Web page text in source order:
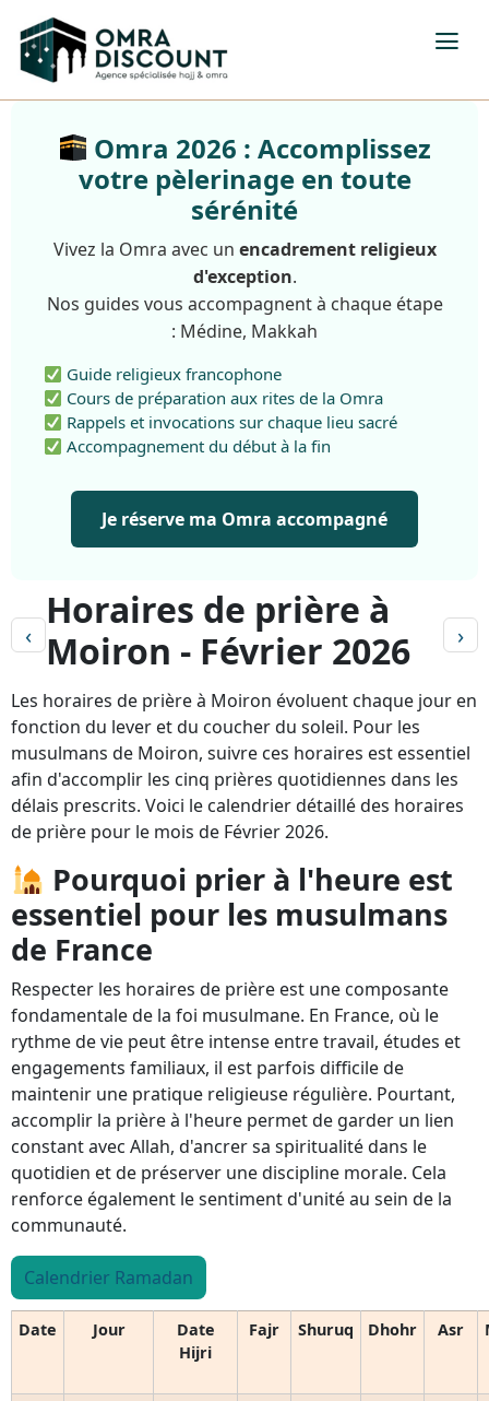
Omra 2026 : Accomplissez
votre pèlerinage en toute
sérénité
Vivez la Omra avec un encadrement religieux
d'exception.
Nos guides vous accompagnent à chaque étape
: Médine, Makkah
Guide religieux francophone
Cours de préparation aux rites de la Omra
Rappels et invocations sur chaque lieu sacré
Accompagnement du début à la fin
Je réserve ma Omra accompagné
‹
Horaires de prière à
Moiron - Février 2026
›
Les horaires de prière à Moiron évoluent chaque jour en
fonction du lever et du coucher du soleil. Pour les
musulmans de Moiron, suivre ces horaires est essentiel
afin d'accomplir les cinq prières quotidiennes dans les
délais prescrits. Voici le calendrier détaillé des horaires
de prière pour le mois de Février 2026.
Pourquoi prier à l'heure est
essentiel pour les musulmans
de France
Respecter les horaires de prière est une composante
fondamentale de la foi musulmane. En France, où le
rythme de vie peut être intense entre travail, études et
engagements familiaux, il est parfois difficile de
maintenir une pratique religieuse régulière. Pourtant,
accomplir la prière à l'heure permet de garder un lien
constant avec Allah, d'ancrer sa spiritualité dans le
quotidien et de préserver une discipline morale. Cela
renforce également le sentiment d'unité au sein de la
communauté.
Calendrier Ramadan
Date Jour
Date
Hijri
Fajr Shuruq Dhohr Asr